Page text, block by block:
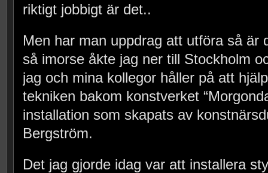
riktigt jobbigt är det..
Men har man uppdrag att utföra så är
så imorse åkte jag ner till Stockholm
jag och mina kollegor håller på att
tekniken bakom konstverket
installation som skapats av
Bergström.
Det jag gjorde idag var att installera